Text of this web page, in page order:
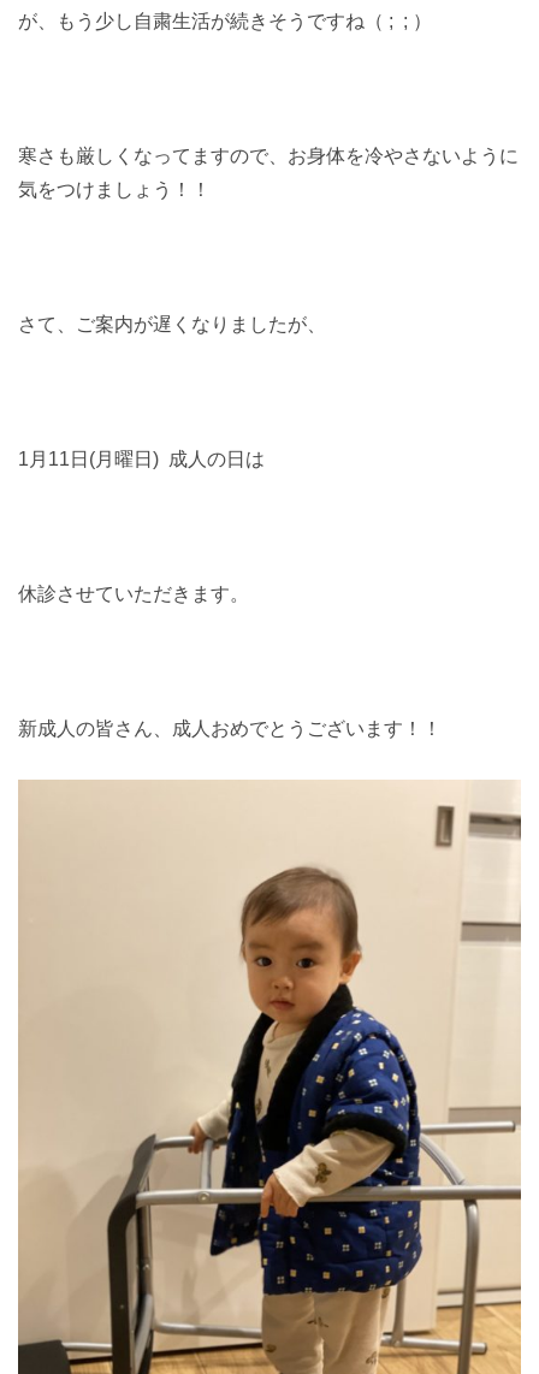
が、もう少し自粛生活が続きそうですね（ ; ; ）
寒さも厳しくなってますので、お身体を冷やさないように
気をつけましょう！！
さて、ご案内が遅くなりましたが、
1月11日(月曜日) 成人の日は
休診させていただきます。
新成人の皆さん、成人おめでとうございます！！